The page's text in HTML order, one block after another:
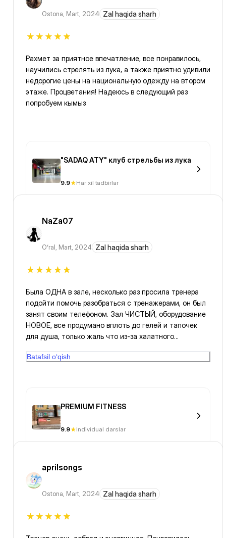
Ostona, Mart, 2024 Zal haqida sharh
Рахмет за приятное впечатление, все понравилось,
научились стрелять из лука, а также приятно удивили
недорогие цены на национальную одежду на втором
этаже. Процветания! Надеюсь в следующий раз
попробуем кымыз
"SADAQ ATY" клуб стрельбы из лука
9.9 Har xil tadbirlar
NaZa07
Oʻral, Mart, 2024 Zal haqida sharh
Была ОДНА в зале, несколько раз просила тренера
подойти помочь разобраться с тренажерами, он был
занят своим телефоном. Зал ЧИСТЫЙ, оборудование
НОВОЕ, все продумано вплоть до гелей и тапочек
для душа, только жаль что из-за халатного
Batafsil o‘qish
PREMIUM FITNESS
9.9 Individual darslar
aprilsongs
Ostona, Mart, 2024 Zal haqida sharh